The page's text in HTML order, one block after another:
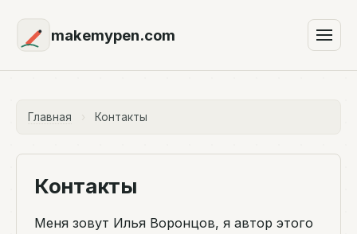
makemypen.com
Главная Контакты
Контакты
Меня зовут Илья Воронцов, я автор этого